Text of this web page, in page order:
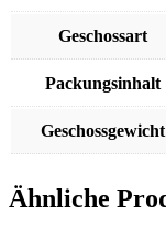
Geschossart
Packungsinhalt
Geschossgewicht
Ähnliche